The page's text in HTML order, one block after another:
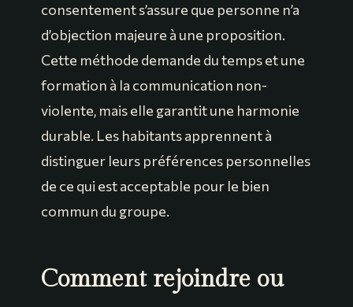
consentement s’assure que personne n’a
d’objection majeure à une proposition.
Cette méthode demande du temps et une
formation à la communication non-
violente, mais elle garantit une harmonie
durable. Les habitants apprennent à
distinguer leurs préférences personnelles
de ce qui est acceptable pour le bien
commun du groupe.
Comment rejoindre ou